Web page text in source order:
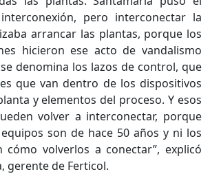
pero interconectar la
arrancar las plantas, porque los
hicieron ese acto de vandalismo
denomina los lazos de control, que
que van dentro de los dispositivos
y elementos del proceso. Y esos
volver a interconectar, porque
son de hace 50 años y ni los
cómo volverlos a conectar”, explicó
gerente de Ferticol.